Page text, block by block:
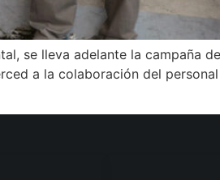
se lleva adelante la campaña
a la colaboración del